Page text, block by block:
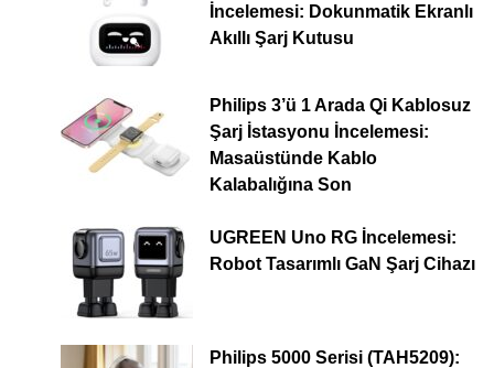
İncelemesi: Dokunmatik Ekranlı
Akıllı Şarj Kutusu
Philips 3’ü 1 Arada Qi Kablosuz
Şarj İstasyonu İncelemesi:
Masaüstünde Kablo
Kalabalığına Son
UGREEN Uno RG İncelemesi:
Robot Tasarımlı GaN Şarj Cihazı
Philips 5000 Serisi (TAH5209):